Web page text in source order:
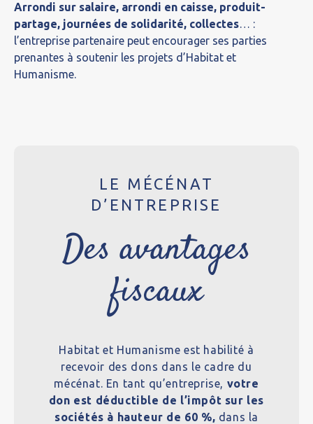
Arrondi sur salaire, arrondi en caisse, produit-
partage, journées de solidarité, collectes… :
l’entreprise partenaire peut encourager ses parties
prenantes à soutenir les projets d’Habitat et
Humanisme.
LE MÉCÉNAT
D’ENTREPRISE
Des avantages
fiscaux
Habitat et Humanisme est habilité à
recevoir des dons dans le cadre du
mécénat. En tant qu’entreprise, votre
don est déductible de l’impôt sur les
sociétés à hauteur de 60 %, dans la